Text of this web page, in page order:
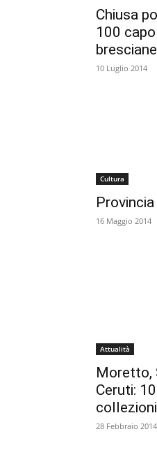
Chiusa
100
bresciane
10 Luglio 2014
Cultura
16 Maggio 2014
Attualità
Moretto,
Ceruti:
28 Febbraio 2014